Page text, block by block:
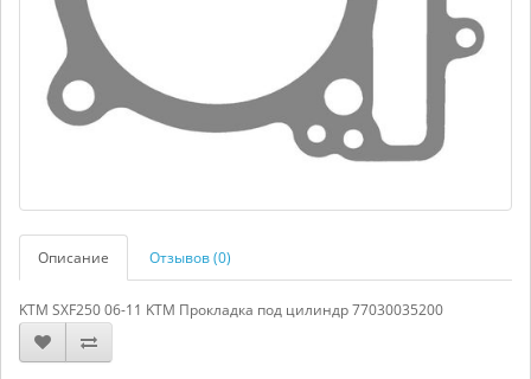
Описание Отзывов (0)
KTM SXF250 06-11 KTM Прокладка под цилиндр 77030035200